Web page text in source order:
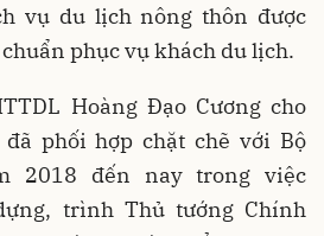
vụ du lịch nông thôn được
phục vụ khách du lịch.
Hoàng Đạo Cương cho
đã phối hợp chặt chẽ với Bộ
2018 đến nay trong việc
trình Thủ tướng Chính